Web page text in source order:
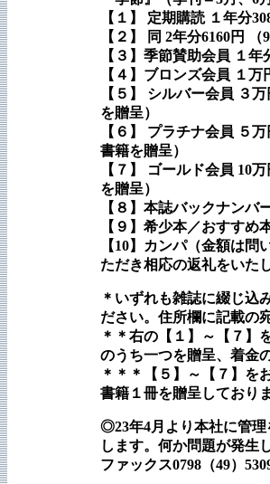
【１】 定期購読 １年分
【２】 同 2年分6160円
【３】季節賛助会員 １
【４】ブロンズ会員 １
【５】 シルバー会員 ３
を贈呈）
【６】 プラチナ会員 ５
書籍を贈呈）
【７】 ゴールド会員 10
を贈呈）
【８】本誌バックナンバ
【９】希少本／おすす
【10】カンパ（金額は
ただき相応の返礼をいた
＊いずれも雑誌に綴じ込
ださい。住所欄に記載の
＊＊右の【１】～【７
のうち一つを贈呈、着金
＊＊＊【５】～【７】を
書籍１冊を贈呈しており
◎23年4月より本社に管理
します。何か問題が発生
ファックス0798（49）